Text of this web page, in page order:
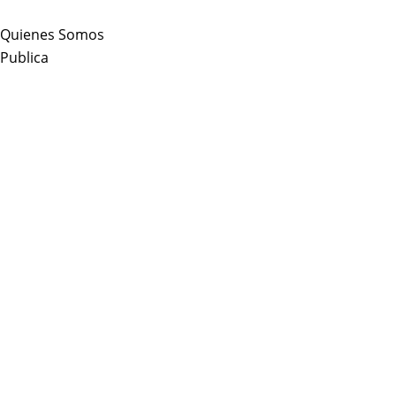
to
content
Quienes Somos
Publica